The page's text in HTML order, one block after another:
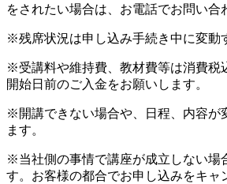
をされたい場合は、お電話でお問い合
※残席状況は申し込み手続き中に変動
※受講料や維持費、教材費等は消費税
開始日前のご入金をお願いします。
※開講できない場合や、日程、内容が
ます。
※当社側の事情で講座が成立しない場
す。お客様の都合でお申し込みをキャ